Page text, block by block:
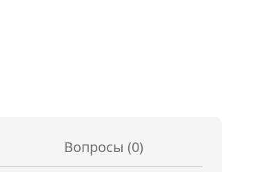
Вопросы (0)